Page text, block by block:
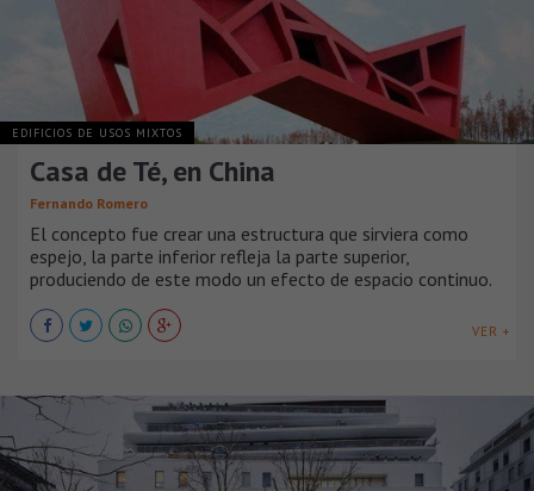
EDIFICIOS DE USOS MIXTOS
Casa de Té, en China
Fernando Romero
El concepto fue crear una estructura que sirviera como
espejo, la parte inferior refleja la parte superior,
produciendo de este modo un efecto de espacio continuo.
VER +